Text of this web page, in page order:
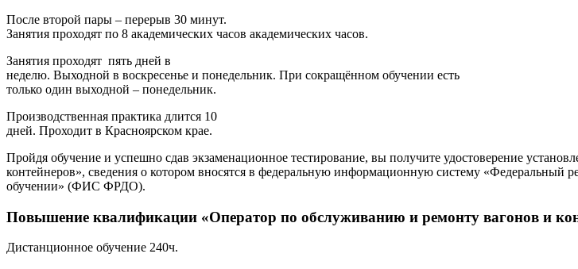
После второй пары – перерыв 30 минут.
Занятия проходят по 8 академических часов академических часов.
Занятия проходят пять дней в
неделю. Выходной в воскресенье и понедельник. При сокращённом обучении есть
только один выходной – понедельник.
Производственная практика длится 10
дней. Проходит в Красноярском крае.
Пройдя обучение и успешно сдав экзаменационное тестирование, вы получите удостоверение
контейнеров», сведения о котором вносятся в федеральную информационную систему «Федеральный
обучении» (ФИС ФРДО).
Повышение квалификации «Оператор по обслуживанию и ремонту вагонов и
Дистанционное обучение 240ч.